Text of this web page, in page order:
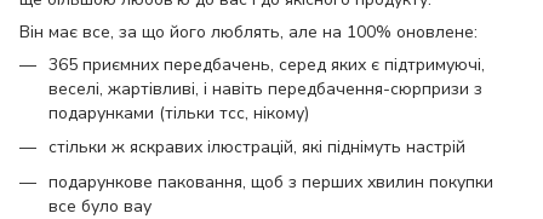
Він має все, за що його люблять, але на 100% оновлене:
365 приємних передбачень, серед яких є підтримуючі,
веселі, жартівливі, і навіть передбачення-сюрпризи з
подарунками (тільки тсс, нікому)
стільки ж яскравих ілюстрацій, які піднімуть настрій
подарункове паковання, щоб з перших хвилин покупки
все було вау